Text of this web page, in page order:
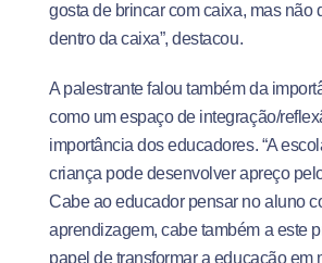
gosta de brincar com caixa, mas não
dentro da caixa”, destacou.
A palestrante falou também da
como um espaço de integração/
importância dos educadores. “A
criança pode desenvolver apreço
Cabe ao educador pensar no aluno
aprendizagem, cabe também a este
papel de transformar a educação em